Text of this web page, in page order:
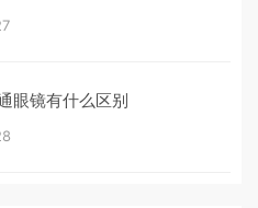
眼镜有什么区别